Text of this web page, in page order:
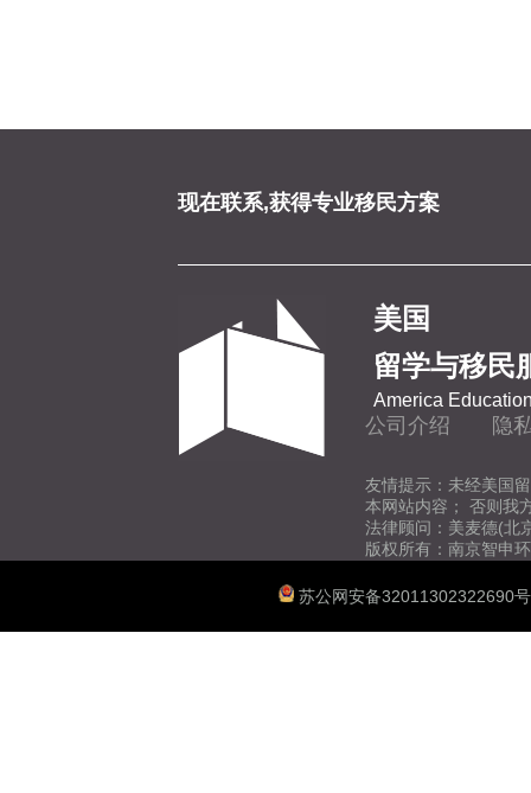
现在联系,获得专业移民方案
美国
留学与移民
America
公司介绍 隐
友情提示：未经美国
本网站内容； 否则我
法律顾问：美麦德(北
版权所有：南京智申
苏公网安备32011302322690号